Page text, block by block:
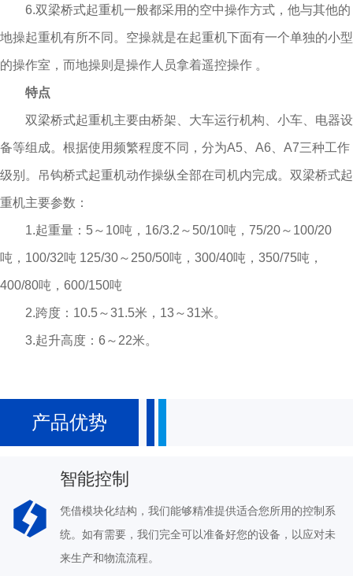
6.双梁桥式起重机一般都采用的空中操作方式，他与其他的
地操起重机有所不同。空操就是在起重机下面有一个单独的小型
的操作室，而地操则是操作人员拿着遥控操作 。
特点
双梁桥式起重机主要由桥架、大车运行机构、小车、电器设
备等组成。根据使用频繁程度不同，分为A5、A6、A7三种工作
级别。吊钩桥式起重机动作操纵全部在司机内完成。双梁桥式起
重机主要参数：
1.起重量：5～10吨，16/3.2～50/10吨，75/20～100/20
吨，100/32吨 125/30～250/50吨，300/40吨，350/75吨，
400/80吨，600/150吨
2.跨度：10.5～31.5米，13～31米。
3.起升高度：6～22米。
产品优势
智能控制
凭借模块化结构，我们能够精准提供适合您所用的控制系
统。如有需要，我们完全可以准备好您的设备，以应对未
来生产和物流流程。